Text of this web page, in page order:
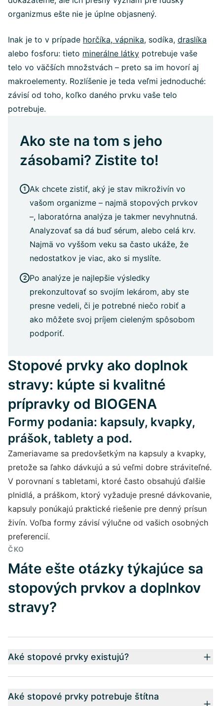
organizmus ešte nie je úplne objasnený.
Inak je to v prípade horčíka, vápnika, sodíka, draslíka
alebo fosforu: tieto minerálne látky potrebuje vaše
telo vo väčších množstvách – preto sa im hovorí aj
makroelementy. Rozlíšenie je teda veľmi jednoduché:
závisí od toho, koľko daného prvku vaše telo
potrebuje.
Ako ste na tom s jeho
zásobami? Zistite to!
Ak chcete zistiť, aký je stav mikroživín vo
vašom organizme – najmä stopových prvkov
–, laboratórna analýza je takmer nevyhnutná.
Analyzovať sa dá buď sérum, alebo celá krv.
Najmä vo vyššom veku sa často ukáže, že
nedostatkov je viac, ako si myslíte.
Po analýze je najlepšie výsledky
prekonzultovať so svojím lekárom, aby ste
presne vedeli, či je potrebné niečo robiť a
ako môžete svoj príjem cieleným spôsobom
podporiť.
Stopové prvky ako doplnok
stravy: kúpte si kvalitné
prípravky od BIOGENA
Formy podania: kapsuly, kvapky,
prášok, tablety a pod.
Zameriavame sa predovšetkým na kapsuly a kvapky,
pretože sa ľahko dávkujú a sú veľmi dobre stráviteľné.
V porovnaní s tabletami, ktoré často obsahujú ďalšie
plnidlá, a práškom, ktorý vyžaduje presné dávkovanie,
kapsuly ponúkajú praktické riešenie pre denný prísun
živín. Voľba formy závisí výlučne od vašich osobných
preferencií.
ČKO
Máte ešte otázky týkajúce sa
stopových prvkov a doplnkov
stravy?
Aké stopové prvky existujú?
Aké stopové prvky potrebuje štítna